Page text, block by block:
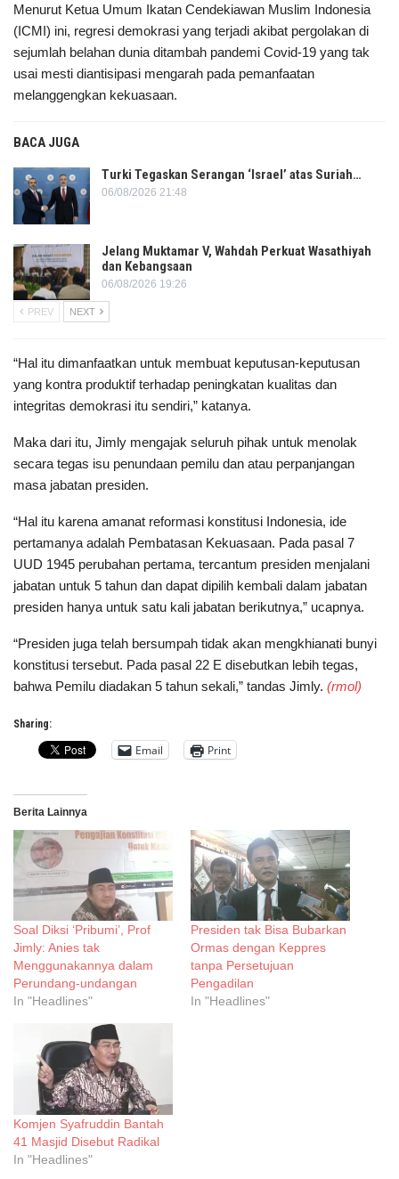
Menurut Ketua Umum Ikatan Cendekiawan Muslim Indonesia
(ICMI) ini, regresi demokrasi yang terjadi akibat pergolakan di
sejumlah belahan dunia ditambah pandemi Covid-19 yang tak
usai mesti diantisipasi mengarah pada pemanfaatan
melanggengkan kekuasaan.
BACA JUGA
Turki Tegaskan Serangan ‘Israel’ atas Suriah…
06/08/2026 21:48
Jelang Muktamar V, Wahdah Perkuat Wasathiyah
dan Kebangsaan
06/08/2026 19:26
PREV NEXT
“Hal itu dimanfaatkan untuk membuat keputusan-keputusan
yang kontra produktif terhadap peningkatan kualitas dan
integritas demokrasi itu sendiri,” katanya.
Maka dari itu, Jimly mengajak seluruh pihak untuk menolak
secara tegas isu penundaan pemilu dan atau perpanjangan
masa jabatan presiden.
“Hal itu karena amanat reformasi konstitusi Indonesia, ide
pertamanya adalah Pembatasan Kekuasaan. Pada pasal 7
UUD 1945 perubahan pertama, tercantum presiden menjalani
jabatan untuk 5 tahun dan dapat dipilih kembali dalam jabatan
presiden hanya untuk satu kali jabatan berikutnya,” ucapnya.
“Presiden juga telah bersumpah tidak akan mengkhianati bunyi
konstitusi tersebut. Pada pasal 22 E disebutkan lebih tegas,
bahwa Pemilu diadakan 5 tahun sekali,” tandas Jimly. (rmol)
Sharing:
Email Print
Berita Lainnya
Soal Diksi ‘Pribumi’, Prof
Jimly: Anies tak
Menggunakannya dalam
Perundang-undangan
In "Headlines"
Presiden tak Bisa Bubarkan
Ormas dengan Keppres
tanpa Persetujuan
Pengadilan
In "Headlines"
Komjen Syafruddin Bantah
41 Masjid Disebut Radikal
In "Headlines"